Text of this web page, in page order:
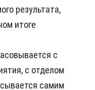
результата,
итоге
с
с отделом
самим